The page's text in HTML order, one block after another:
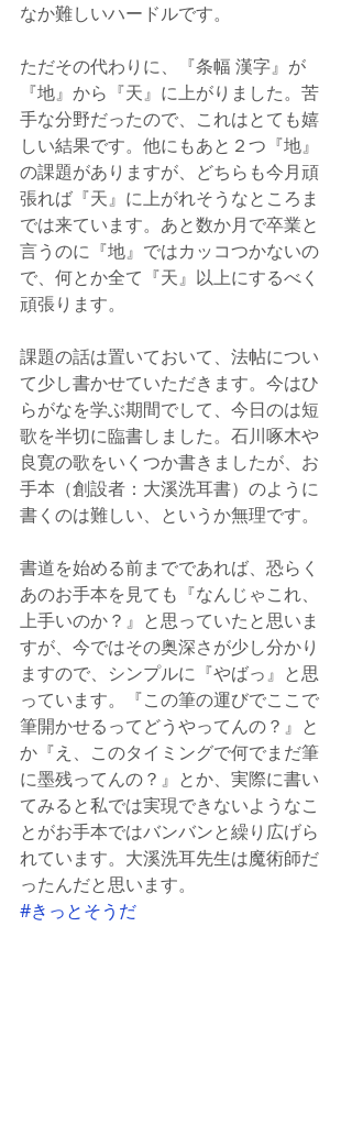
なか難しいハードルです。
ただその代わりに、『条幅 漢字』が
『地』から『天』に上がりました。苦
手な分野だったので、これはとても嬉
しい結果です。他にもあと２つ『地』
の課題がありますが、どちらも今月頑
張れば『天』に上がれそうなところま
では来ています。あと数か月で卒業と
言うのに『地』ではカッコつかないの
で、何とか全て『天』以上にするべく
頑張ります。
課題の話は置いておいて、法帖につい
て少し書かせていただきます。今はひ
らがなを学ぶ期間でして、今日のは短
歌を半切に臨書しました。石川啄木や
良寛の歌をいくつか書きましたが、お
手本（創設者：大溪洗耳書）のように
書くのは難しい、というか無理です。
書道を始める前までであれば、恐らく
あのお手本を見ても『なんじゃこれ、
上手いのか？』と思っていたと思いま
すが、今ではその奥深さが少し分かり
ますので、シンプルに『やばっ』と思
っています。『この筆の運びでここで
筆開かせるってどうやってんの？』と
か『え、このタイミングで何でまだ筆
に墨残ってんの？』とか、実際に書い
てみると私では実現できないようなこ
とがお手本ではバンバンと繰り広げら
れています。大溪洗耳先生は魔術師だ
ったんだと思います。
#きっとそうだ